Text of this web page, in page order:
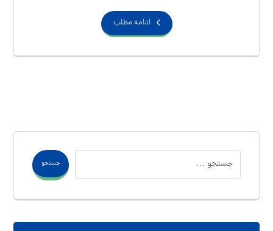
ادامه مطلب
جستجو